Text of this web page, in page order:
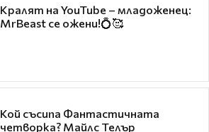
Кралят на YouTube – младоженец:
MrBeast се ожени!💍🥰
Кой съсипа Фантастичната
четворка? Майлс Телър